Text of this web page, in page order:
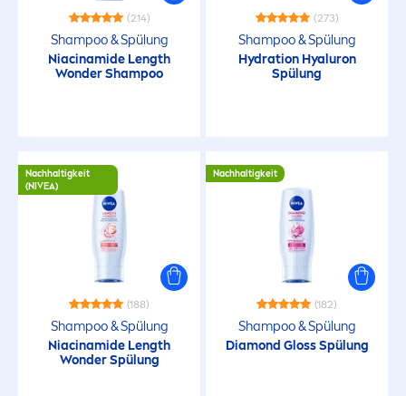
(214)
Shampoo & Spülung
Niacinamide Length
Wonder Shampoo
(273)
Shampoo & Spülung
Hydration Hyaluron
Spülung
Nachhaltigkeit
(NIVEA)
(188)
Shampoo & Spülung
Niacinamide Length
Wonder Spülung
Nachhaltigkeit
(182)
Shampoo & Spülung
Diamond Gloss Spülung